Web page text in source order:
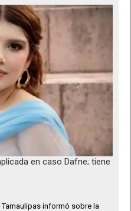
en caso Dafne; tiene
informó sobre la